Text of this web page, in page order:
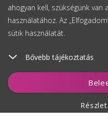
ahogyan kell, szükségünk
használatához. Az
sütik használatát.
Bővebb tájékoztatás